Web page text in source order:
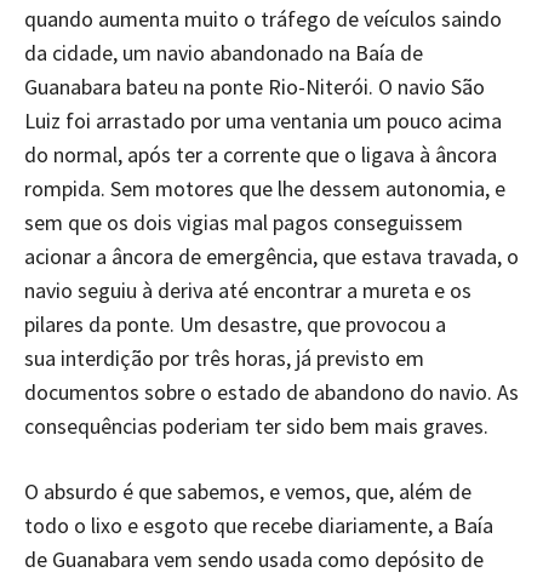
quando aumenta muito o tráfego de veículos saindo
da cidade, um navio abandonado na Baía de
Guanabara bateu na ponte Rio-Niterói. O navio São
Luiz foi arrastado por uma ventania um pouco acima
do normal, após ter a corrente que o ligava à âncora
rompida. Sem motores que lhe dessem autonomia, e
sem que os dois vigias mal pagos conseguissem
acionar a âncora de emergência, que estava travada, o
navio seguiu à deriva até encontrar a mureta e os
pilares da ponte. Um desastre, que provocou a
sua interdição por três horas, já previsto em
documentos sobre o estado de abandono do navio. As
consequências poderiam ter sido bem mais graves.
O absurdo é que sabemos, e vemos, que, além de
todo o lixo e esgoto que recebe diariamente, a Baía
de Guanabara vem sendo usada como depósito de